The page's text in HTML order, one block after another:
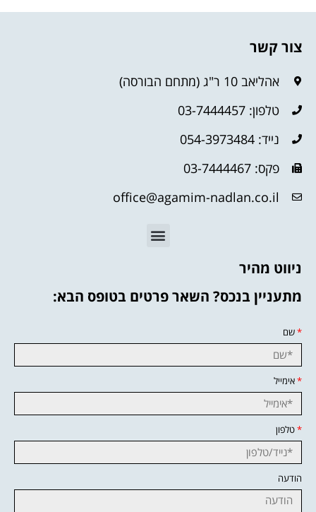
צור קשר
אהליאב 10 ר"ג (מתחם הבורסה)
טלפון: 03-7444457
נייד: 054-3973484
פקס: 03-7444467
office@agamim-nadlan.co.il
ניווט מהיר
מתעניין בנכס? השאר פרטים בטופס הבא:
*שם
*אימייל
*טלפון
הודעה